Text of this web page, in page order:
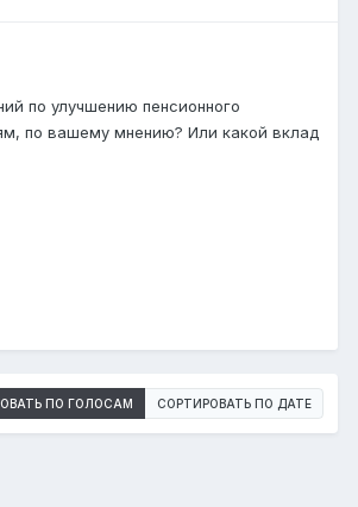
по улучшению пенсионного
по вашему мнению? Или какой вклад
ПО ГОЛОСАМ СОРТИРОВАТЬ ПО ДАТЕ